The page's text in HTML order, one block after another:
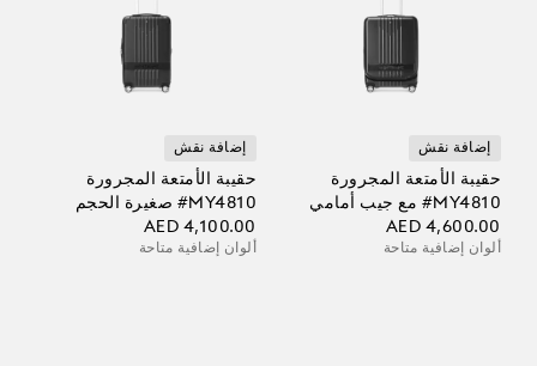
إضافة نقش
حقيبة الأمتعة المجرورة
‎#MY4810 مع جيب أمامي
AED 4,600.00
ألوان إضافية متاحة
إضافة نقش
حقيبة الأمتعة المجرورة
‎#MY4810 صغيرة الحجم
AED 4,100.00
ألوان إضافية متاحة